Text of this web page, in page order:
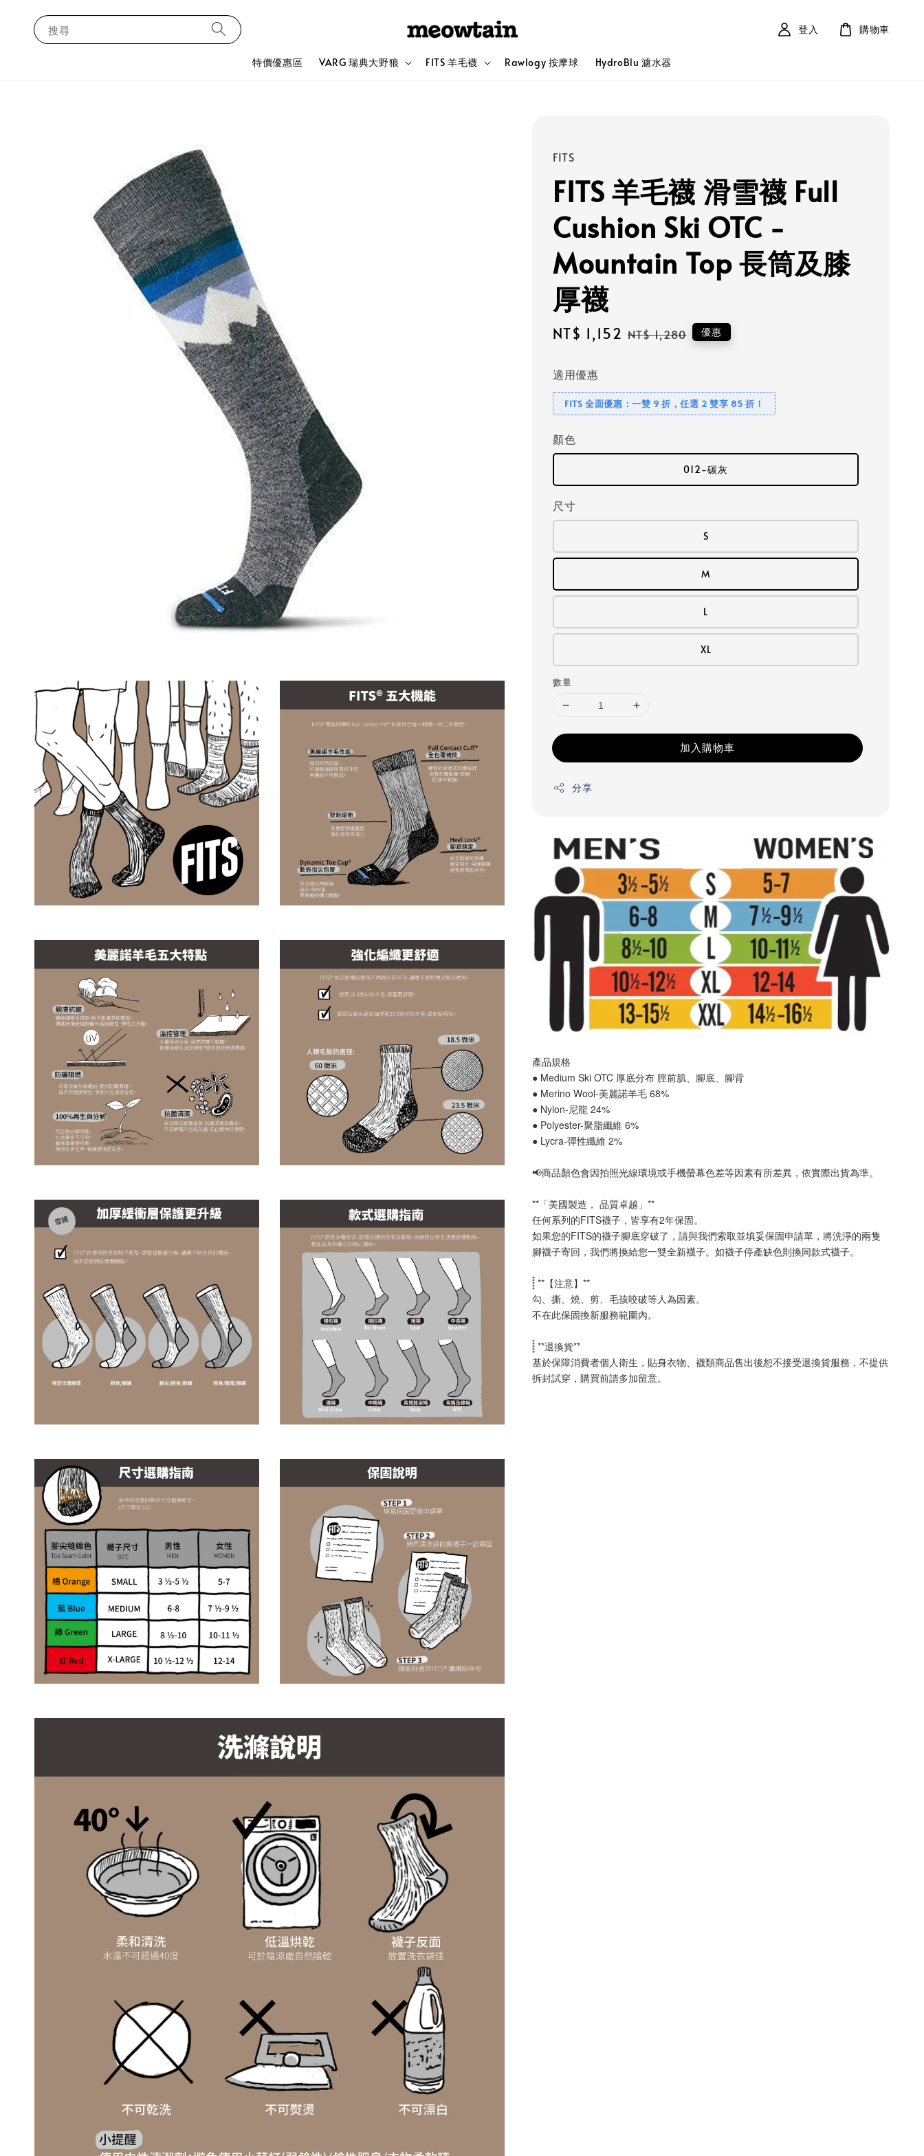
搜尋
特價優惠區 VARG 瑞典大野狼 FITS 羊毛襪 Rawlogy 按摩球 HydroBlu 濾水器
登入 購物車
FITS
FITS 羊毛襪 滑雪襪 Full
Cushion Ski OTC -
Mountain Top 長筒及膝
厚襪
Sale
NT$ 1,152 Regular
NT$ 1,280 優惠
適用優惠
FITS 全面優惠：一雙 9 折，任選 2 雙享 85 折！
顏色
012-碳灰
尺寸
S
M
L
XL
數量
加入購物車
分享
產品規格
● Medium Ski OTC 厚底分布 脛前肌、 腳底、 腳背
● Merino Wool-美麗諾羊毛 68%
● Nylon-尼龍 24%
● Polyester-聚脂纖維 6%
● Lycra-彈性纖維 2%
📢商品顏色會因拍照光線環境或手機螢幕色差等因素有所差異，依實際出貨為準。
**「美國製造， 品質卓越」**
任何系列的FITS襪子，皆享有2年保固。
如果您的FITS的襪子腳底穿破了，請與我們索取並填妥保固申請單，將洗淨的兩隻
腳襪子寄回，我們將換給您一雙全新襪子。如襪子停產缺色則換同款式襪子。
**【注意】**
勾、撕、燒、剪、毛孩咬破等人為因素。
不在此保固換新服務範圍內。
**退換貨**
基於保障消費者個人衛生，貼身衣物、襪類商品售出後恕不接受退換貨服務，不提供
拆封試穿，購買前請多加留意。